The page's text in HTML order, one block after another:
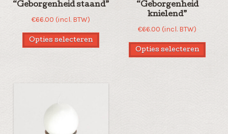
“Geborgenheid staand”
€66.00 (incl. BTW)
Opties selecteren
“Geborgenheid
knielend”
€66.00 (incl. BTW)
Opties selecteren